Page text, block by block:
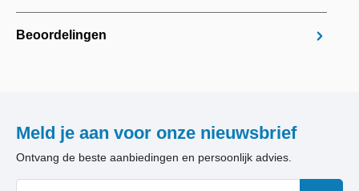
Beoordelingen
Meld je aan voor onze nieuwsbrief
Ontvang de beste aanbiedingen en persoonlijk advies.